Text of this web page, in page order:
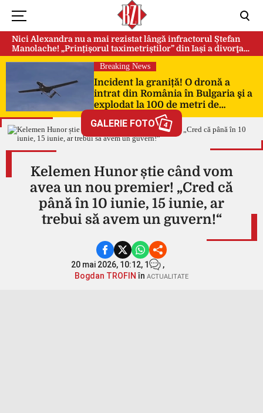
Nici Alexandra nu a mai rezistat lângă infractorul Ștefan
Manolache! „Prințișorul taximetriștilor” din Iași a divorţat
după doi ani de căsnicie
Breaking News
Incident la graniță! O dronă a
intrat din România în Bulgaria şi a
explodat la 100 de metri de
GALERIE FOTO 4
Kelemen Hunor știe când vom
avea un nou premier! „Cred că
până în 10 iunie, 15 iunie, ar
trebui să avem un guvern!“
20 mai 2026, 10:12, 1
,
Bogdan TROFIN în ACTUALITATE